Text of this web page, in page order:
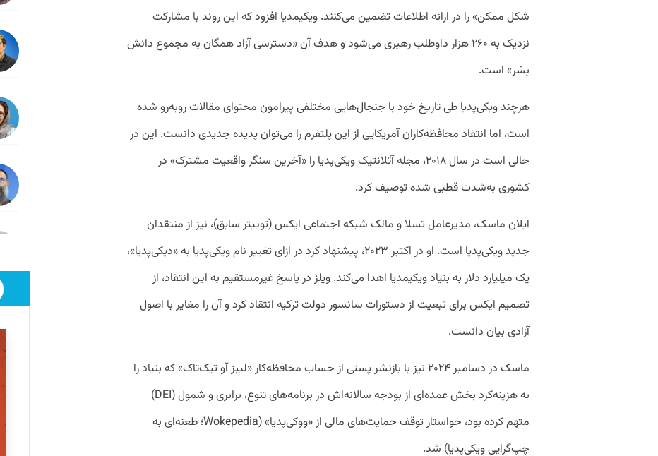
شکل ممکن» را در ارائه اطلاعات تضمین می‌کنند. ویکیمدیا افزود که این روند با مشارکت
نزدیک به ۲۶۰ هزار داوطلب رهبری می‌شود و هدف آن «دسترسی آزاد همگان به مجموع دانش
بشر» است.
هرچند ویکی‌پدیا طی تاریخ خود با جنجال‌هایی مختلفی پیرامون محتوای مقالات روبه‌رو شده
است، اما انتقاد محافظه‌کاران آمریکایی از این پلتفرم را می‌توان پدیده جدیدی دانست. این در
حالی است در سال ۲۰۱۸، مجله آتلانتیک ویکی‌پدیا را «آخرین سنگر واقعیت مشترک» در
کشوری به‌شدت قطبی شده توصیف کرد.
ایلان ماسک، مدیرعامل تسلا و مالک شبکه اجتماعی ایکس (توییتر سابق)، نیز از منتقدان
جدید ویکی‌پدیا است. او در اکتبر ۲۰۲۳، پیشنهاد کرد در ازای تغییر نام ویکی‌پدیا به «دیکی‌پدیا»،
یک میلیارد دلار به بنیاد ویکیمدیا اهدا می‌کند. ویلز در پاسخ غیرمستقیم به این انتقاد، از
تصمیم ایکس برای تبعیت از دستورات سانسور دولت ترکیه انتقاد کرد و آن را مغایر با اصول
آزادی بیان دانست.
ماسک در دسامبر ۲۰۲۴ نیز با بازنشر پستی از حساب محافظه‌کار «لیبز آو تیک‌تاک» که بنیاد را
به هزینه‌کرد بخش عمده‌ای از بودجه سالانه‌اش در برنامه‌های تنوع، برابری و شمول (DEI)
متهم کرده بود، خواستار توقف حمایت‌های مالی از «ووکی‌پدیا» (Wokepedia؛ طعنه‌ای‌ به
چپ‌گرایی ویکی‌پدیا) شد.